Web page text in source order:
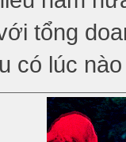
tổng
có lúc